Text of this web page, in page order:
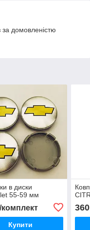
домовленістю
в диски
55-59 мм
Купити
360